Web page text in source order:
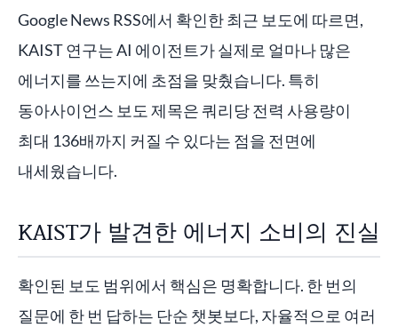
Google News RSS에서 확인한 최근 보도에 따르면,
KAIST 연구는 AI 에이전트가 실제로 얼마나 많은
에너지를 쓰는지에 초점을 맞췄습니다. 특히
동아사이언스 보도 제목은 쿼리당 전력 사용량이
최대 136배까지 커질 수 있다는 점을 전면에
내세웠습니다.
KAIST가 발견한 에너지 소비의 진실
확인된 보도 범위에서 핵심은 명확합니다. 한 번의
질문에 한 번 답하는 단순 챗봇보다, 자율적으로 여러